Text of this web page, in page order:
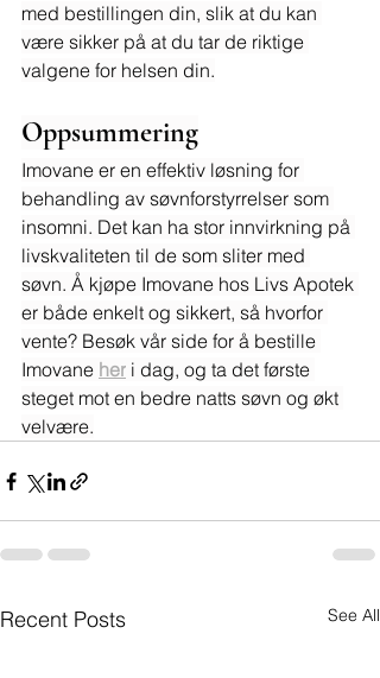
med bestillingen din, slik at du kan
være sikker på at du tar de riktige
valgene for helsen din.
Oppsummering
Imovane er en effektiv løsning for
behandling av søvnforstyrrelser som
insomni. Det kan ha stor innvirkning på
livskvaliteten til de som sliter med
søvn. Å kjøpe Imovane hos Livs Apotek
er både enkelt og sikkert, så hvorfor
vente? Besøk vår side for å bestille
Imovane her i dag, og ta det første
steget mot en bedre natts søvn og økt
velvære.
Recent Posts See All